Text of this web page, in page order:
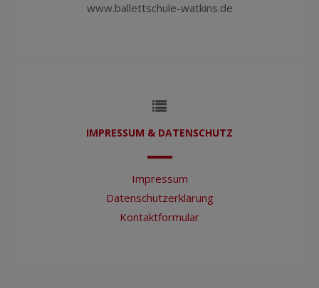
www.ballettschule-watkins.de
IMPRESSUM & DATENSCHUTZ
Impressum
Datenschutzerklärung
Kontaktformular